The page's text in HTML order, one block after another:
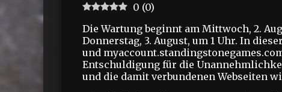
0 (0)
Die Wartung beginnt am Mittwoch, 2.
Donnerstag, 3. August, um 1 Uhr. In
und
Entschuldigung für die
und die damit verbundenen Webseiten